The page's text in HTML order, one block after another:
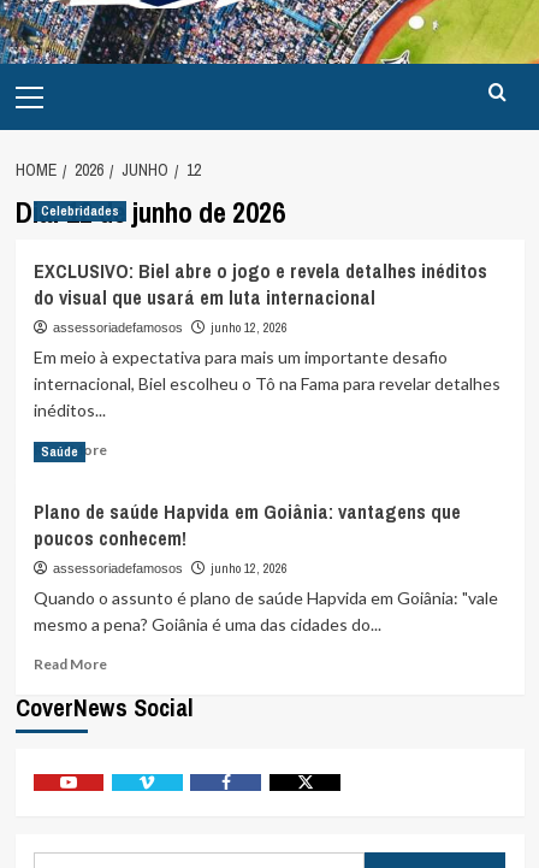
Menu
HOME 2026 JUNHO 12
Dia:12 de junho de 2026
Celebridades
EXCLUSIVO: Biel abre o jogo e revela detalhes inéditos
do visual que usará em luta internacional
assessoriadefamosos junho 12, 2026
Em meio à expectativa para mais um importante desafio
internacional, Biel escolheu o Tô na Fama para revelar detalhes
inéditos...
Read MoreRead
EXCLUSIVO:
Biel
abre
jogo
e
detalhes
inéditos
do
usará
internacional
Saúde
Plano de saúde Hapvida em Goiânia: vantagens que
poucos conhecem!
assessoriadefamosos junho 12, 2026
Quando o assunto é plano de saúde Hapvida em Goiânia: "vale
mesmo a pena? Goiânia é uma das cidades do...
Read MoreRead
about
saúde
Hapvida
CoverNews Social